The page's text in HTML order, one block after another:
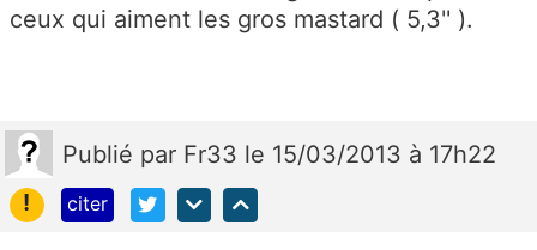
ceux qui aiment les gros mastard ( 5,3'' ).
Publié par Fr33 le 15/03/2013 à 17h22
!
citer